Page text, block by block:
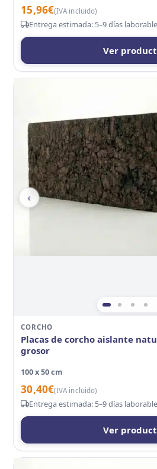
15,96€(IVA incluido)
Entrega estimada: 5–9 días
Ver
‹
CORCHO
Placas de corcho aislante
grosor
100 x 50 cm
30,40€(IVA incluido)
Entrega estimada: 5–9 días
Ver